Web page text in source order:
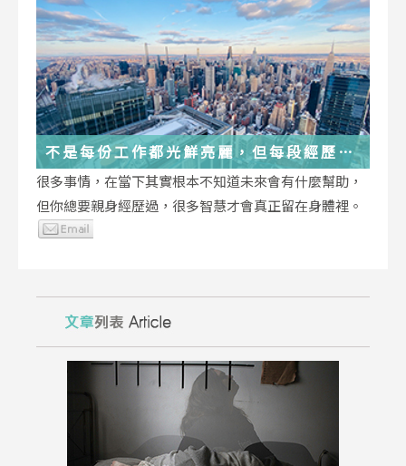
不是每份工作都光鮮亮麗，但每段經歷都
在偷偷改變你
很多事情，在當下其實根本不知道未來會有什麼幫助，
但你總要親身經歷過，很多智慧才會真正留在身體裡。